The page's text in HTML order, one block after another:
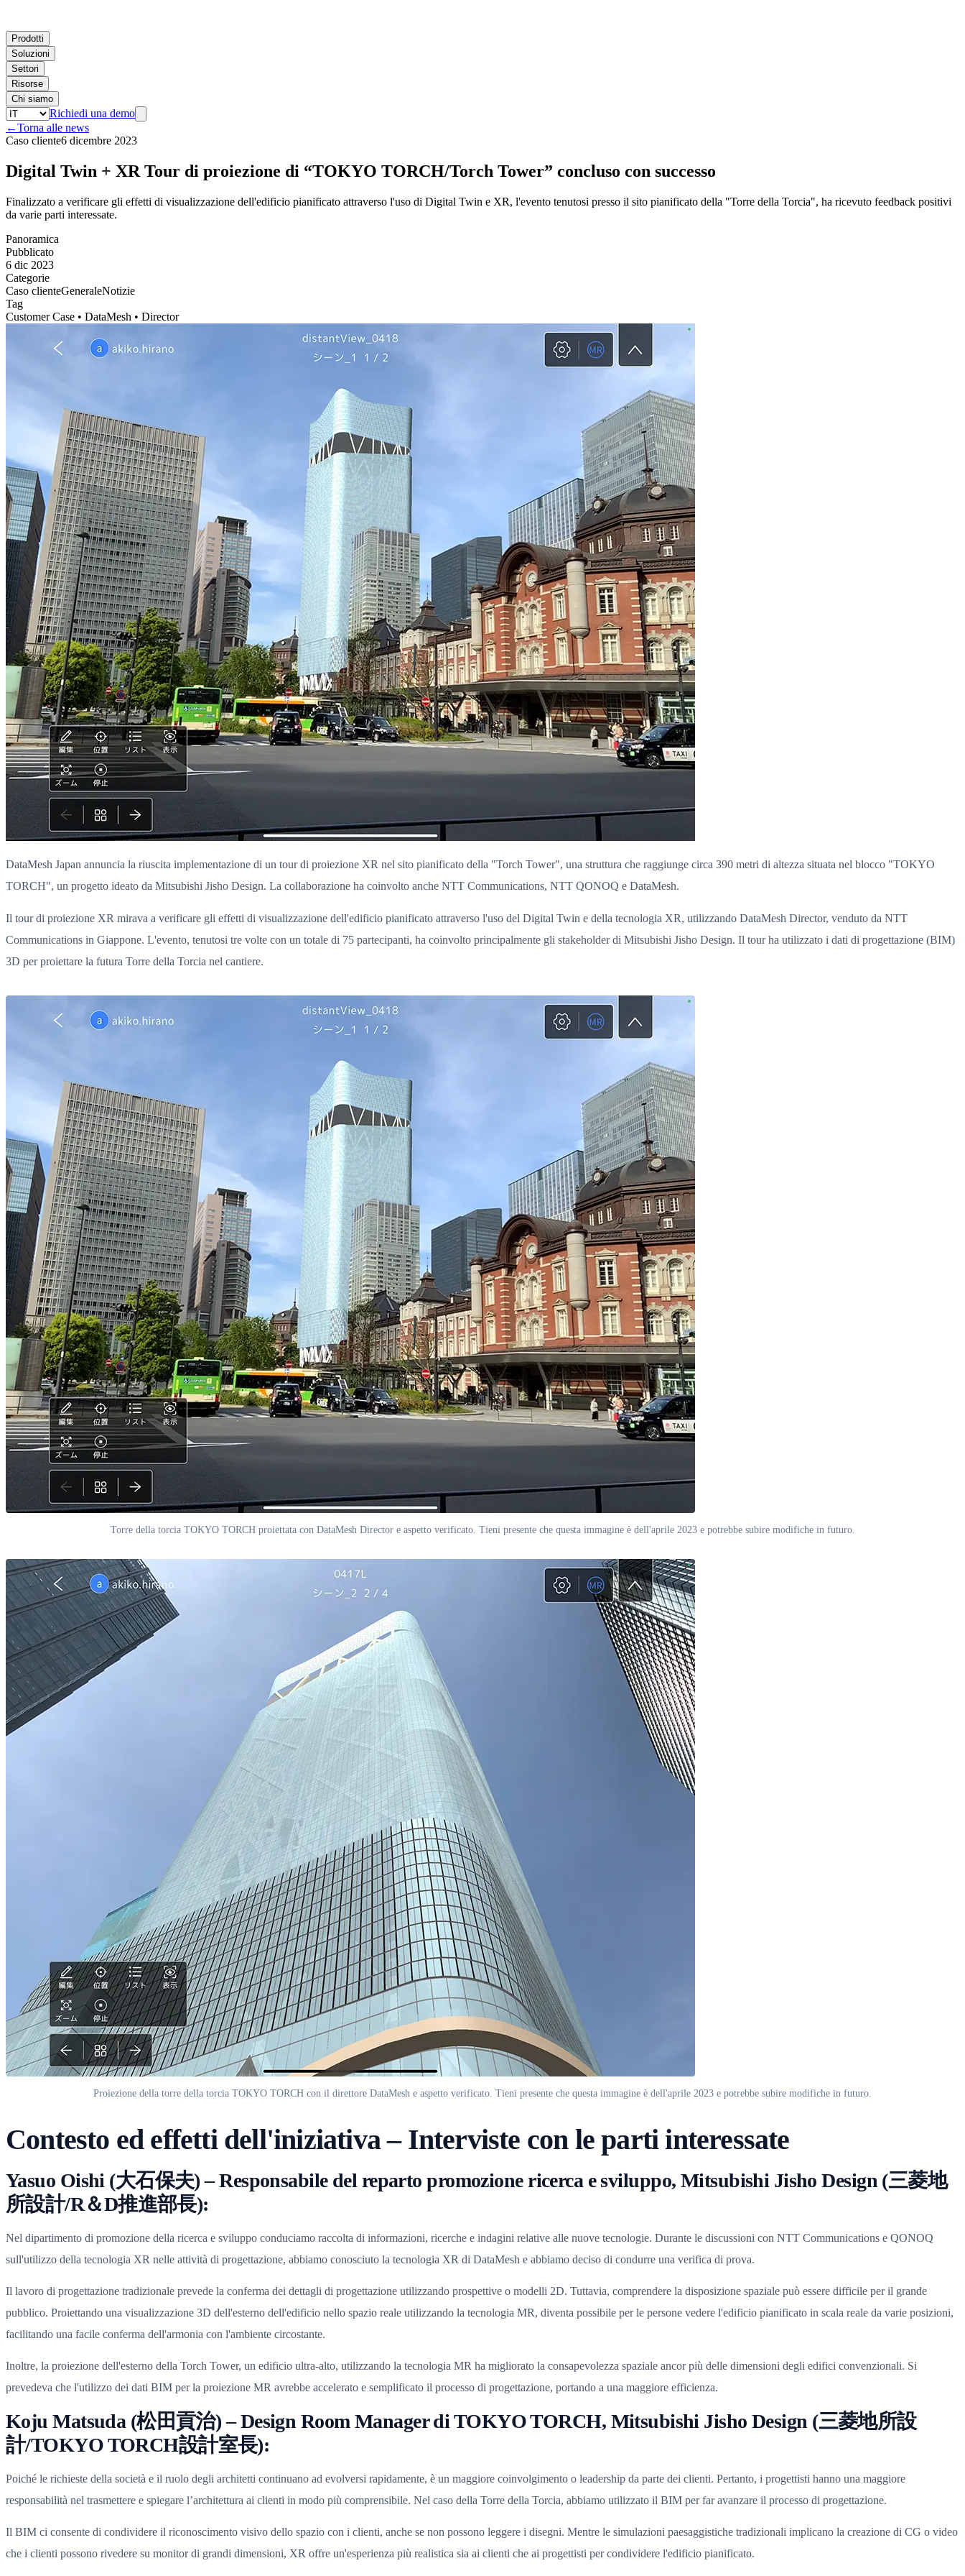
Prodotti
Soluzioni
Settori
Risorse
Chi siamo
Richiedi una demo
←Torna alle news
Caso cliente6 dicembre 2023
Digital Twin + XR Tour di proiezione di “TOKYO TORCH/Torch Tower” concluso con successo
Finalizzato a verificare gli effetti di visualizzazione dell'edificio pianificato attraverso l'uso di Digital Twin e XR, l'evento tenutosi presso il sito pianificato della "Torre della Torcia", ha ricevuto feedback positivi
da varie parti interessate.
Panoramica
Pubblicato
6 dic 2023
Categorie
Caso clienteGeneraleNotizie
Tag
Customer Case • DataMesh • Director
DataMesh Japan annuncia la riuscita implementazione di un tour di proiezione XR nel sito pianificato della "Torch Tower", una struttura che raggiunge circa 390 metri di altezza situata nel blocco "TOKYO
TORCH", un progetto ideato da Mitsubishi Jisho Design. La collaborazione ha coinvolto anche NTT Communications, NTT QONOQ e DataMesh.
Il tour di proiezione XR mirava a verificare gli effetti di visualizzazione dell'edificio pianificato attraverso l'uso del Digital Twin e della tecnologia XR, utilizzando DataMesh Director, venduto da NTT
Communications in Giappone. L'evento, tenutosi tre volte con un totale di 75 partecipanti, ha coinvolto principalmente gli stakeholder di Mitsubishi Jisho Design. Il tour ha utilizzato i dati di progettazione (BIM)
3D per proiettare la futura Torre della Torcia nel cantiere.
Torre della torcia TOKYO TORCH proiettata con DataMesh Director e aspetto verificato. Tieni presente che questa immagine è dell'aprile 2023 e potrebbe subire modifiche in futuro.
Proiezione della torre della torcia TOKYO TORCH con il direttore DataMesh e aspetto verificato. Tieni presente che questa immagine è dell'aprile 2023 e potrebbe subire modifiche in futuro.
Contesto ed effetti dell'iniziativa – Interviste con le parti interessate
Yasuo Oishi (大石保夫) – Responsabile del reparto promozione ricerca e sviluppo, Mitsubishi Jisho Design (三菱地
所設計/R＆D推進部長):
Nel dipartimento di promozione della ricerca e sviluppo conduciamo raccolta di informazioni, ricerche e indagini relative alle nuove tecnologie. Durante le discussioni con NTT Communications e QONOQ
sull'utilizzo della tecnologia XR nelle attività di progettazione, abbiamo conosciuto la tecnologia XR di DataMesh e abbiamo deciso di condurre una verifica di prova.
Il lavoro di progettazione tradizionale prevede la conferma dei dettagli di progettazione utilizzando prospettive o modelli 2D. Tuttavia, comprendere la disposizione spaziale può essere difficile per il grande
pubblico. Proiettando una visualizzazione 3D dell'esterno dell'edificio nello spazio reale utilizzando la tecnologia MR, diventa possibile per le persone vedere l'edificio pianificato in scala reale da varie posizioni,
facilitando una facile conferma dell'armonia con l'ambiente circostante.
Inoltre, la proiezione dell'esterno della Torch Tower, un edificio ultra-alto, utilizzando la tecnologia MR ha migliorato la consapevolezza spaziale ancor più delle dimensioni degli edifici convenzionali. Si
prevedeva che l'utilizzo dei dati BIM per la proiezione MR avrebbe accelerato e semplificato il processo di progettazione, portando a una maggiore efficienza.
Koju Matsuda (松田貢治) – Design Room Manager di TOKYO TORCH, Mitsubishi Jisho Design (三菱地所設
計/TOKYO TORCH設計室長):
Poiché le richieste della società e il ruolo degli architetti continuano ad evolversi rapidamente, è un maggiore coinvolgimento o leadership da parte dei clienti. Pertanto, i progettisti hanno una maggiore
responsabilità nel trasmettere e spiegare l’architettura ai clienti in modo più comprensibile. Nel caso della Torre della Torcia, abbiamo utilizzato il BIM per far avanzare il processo di progettazione.
Il BIM ci consente di condividere il riconoscimento visivo dello spazio con i clienti, anche se non possono leggere i disegni. Mentre le simulazioni paesaggistiche tradizionali implicano la creazione di CG o video
che i clienti possono rivedere su monitor di grandi dimensioni, XR offre un'esperienza più realistica sia ai clienti che ai progettisti per condividere l'edificio pianificato.